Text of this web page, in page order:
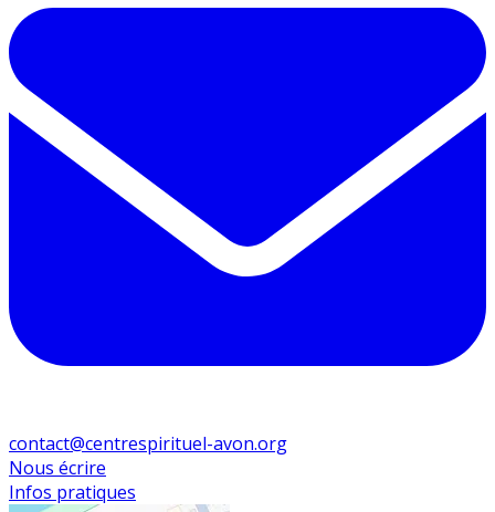
contact@centrespirituel-avon.org
Nous écrire
Infos pratiques